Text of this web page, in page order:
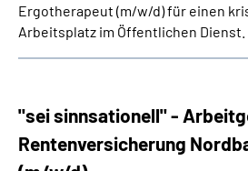
Ergotherapeut (m/w/d) für einen
Arbeitsplatz im Öffentlichen Dienst.
"sei sinnsationell" -
Rentenversicherung